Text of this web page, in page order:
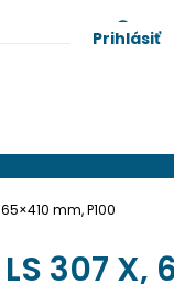
Prihlásiť
mm, P100
307 X,